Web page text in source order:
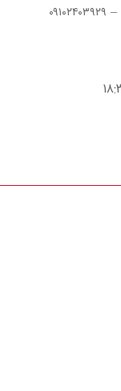
– ۰۹۱۰۲۴۰۳۹۲۹